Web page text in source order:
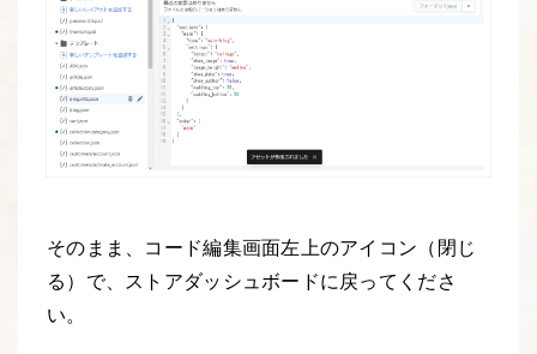
そのまま、コード編集画面左上のアイコン（閉じ
る）で、ストアダッシュボードに戻ってくださ
い。